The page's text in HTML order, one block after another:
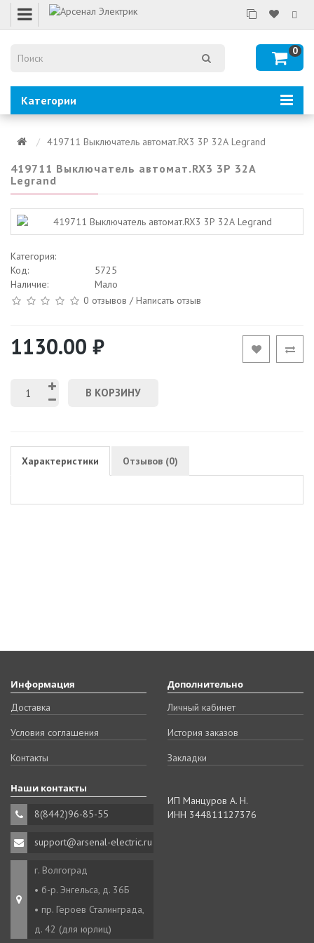
0
Категории
419711 Выключатель автомат.RX3 3Р 32А Legrand
419711 Выключатель автомат.RX3 3Р 32А
Legrand
Категория:
Код:
5725
Наличие:
Мало
0 отзывов /Написать отзыв
1130.00 ₽
В КОРЗИНУ
Характеристики Отзывов (0)
Информация
Доставка
Условия соглашения
Контакты
Дополнительно
Личный кабинет
История заказов
Закладки
Наши контакты
8(8442)96-85-55
support@arsenal-electric.ru
г. Волгоград
• б-р. Энгельса, д. 36Б
• пр. Героев Сталинграда,
д. 42 (для юрлиц)
ИП Манцуров А. Н.
ИНН 344811127376